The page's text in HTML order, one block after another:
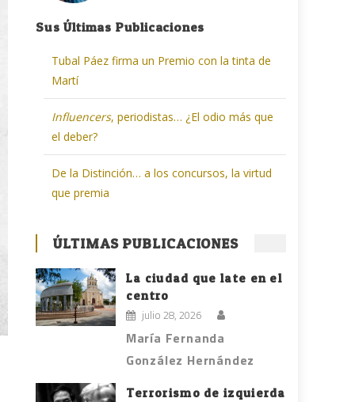
Sus Últimas Publicaciones
Tubal Páez firma un Premio con la tinta de
Martí
Influencers, periodistas… ¿El odio más que
el deber?
De la Distinción… a los concursos, la virtud
que premia
ÚLTIMAS PUBLICACIONES
La ciudad que late en el
centro
julio 28, 2026
María Fernanda
González Hernández
Terrorismo de izquierda